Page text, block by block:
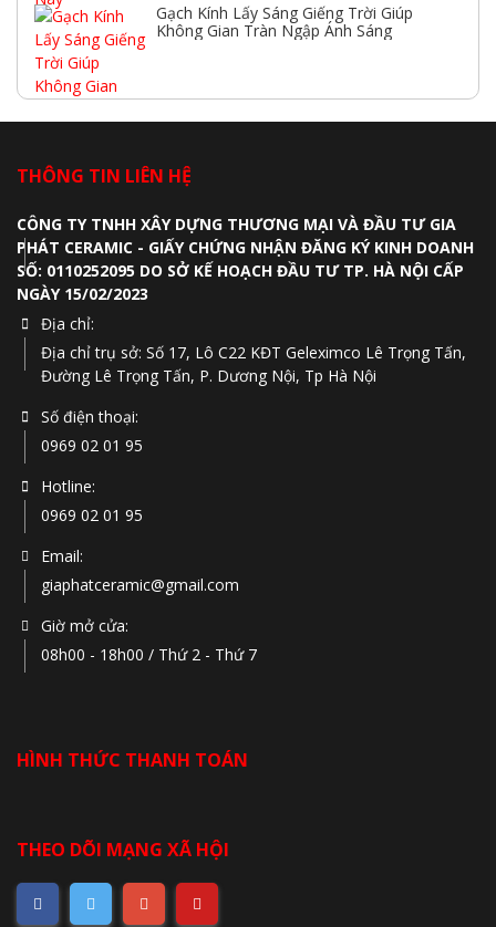
Gạch Kính Lấy Sáng Giếng Trời Giúp
Không Gian Tràn Ngập Ánh Sáng
THÔNG TIN LIÊN HỆ
CÔNG TY TNHH XÂY DỰNG THƯƠNG MẠI VÀ ĐẦU TƯ GIA
PHÁT CERAMIC - GIẤY CHỨNG NHẬN ĐĂNG KÝ KINH DOANH
SỐ: 0110252095 DO SỞ KẾ HOẠCH ĐẦU TƯ TP. HÀ NỘI CẤP
NGÀY 15/02/2023
Địa chỉ:
Địa chỉ trụ sở: Số 17, Lô C22 KĐT Geleximco Lê Trọng Tấn,
Đường Lê Trọng Tấn, P. Dương Nội, Tp Hà Nội
Số điện thoại:
0969 02 01 95
Hotline:
0969 02 01 95
Email:
giaphatceramic@gmail.com
Giờ mở cửa:
08h00 - 18h00 / Thứ 2 - Thứ 7
HÌNH THỨC THANH TOÁN
THEO DÕI MẠNG XÃ HỘI